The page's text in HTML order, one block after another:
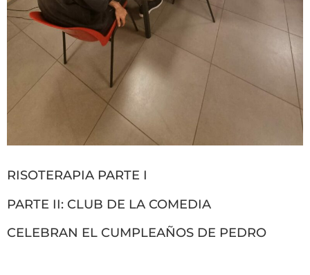
RISOTERAPIA PARTE I
PARTE II: CLUB DE LA COMEDIA
CELEBRAN EL CUMPLEAÑOS DE PEDRO